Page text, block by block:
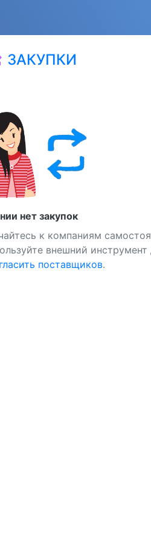
ЗАКУПКИ
нет закупок
к компаниям
внешний
поставщиков.